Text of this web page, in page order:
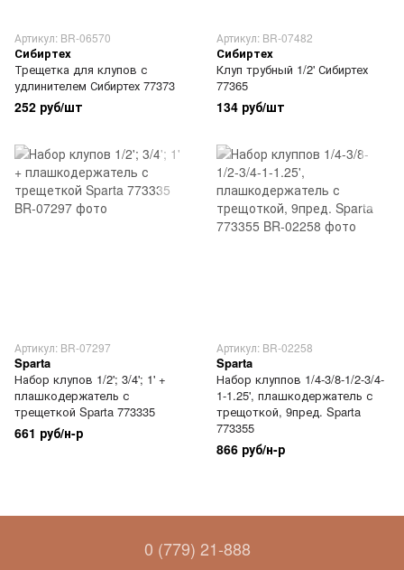
Артикул: BR-06570
Сибиртех
Трещетка для клупов с
удлинителем Сибиртех 77373
252 руб/шт
Артикул: BR-07482
Сибиртех
Клуп трубный 1/2' Сибиртех
77365
134 руб/шт
Артикул: BR-07297
Sparta
Набор клупов 1/2'; 3/4'; 1' +
плашкодержатель с
трещеткой Sparta 773335
661 руб/н-р
Артикул: BR-02258
Sparta
Набор клуппов 1/4-3/8-1/2-3/4-
1-1.25', плашкодержатель с
трещоткой, 9пред. Sparta
773355
866 руб/н-р
0 (779) 21-888